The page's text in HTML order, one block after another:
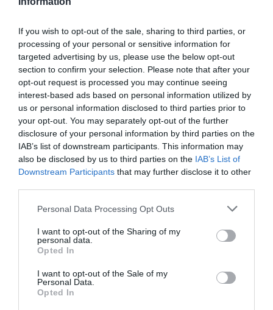
If you wish to opt-out of the sale, sharing to third parties, or
processing of your personal or sensitive information for
targeted advertising by us, please use the below opt-out
section to confirm your selection. Please note that after your
opt-out request is processed you may continue seeing
interest-based ads based on personal information utilized by
us or personal information disclosed to third parties prior to
your opt-out. You may separately opt-out of the further
disclosure of your personal information by third parties on the
IAB’s list of downstream participants. This information may
also be disclosed by us to third parties on the IAB’s List of
Downstream Participants that may further disclose it to other
Please note that this website/app uses one or more Google
not limited to your visit or usage behaviour. You may click to
grant or deny consent to Google and its third-party tags to
use your data for below specified purposes in below Google
consent section.
Personal Data Processing Opt Outs
I want to opt-out of the Sharing of my
personal data.
Opted In
I want to opt-out of the Sale of my
Personal Data.
Opted In
Ez is érdekelhet:Retró desszert: dupla
csokoládés Coca-Cola-torta
Shutterstock